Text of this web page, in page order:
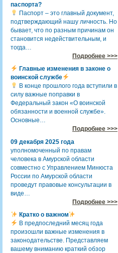
паспорта?
Паспорт – это главный документ,
подтверждающий нашу личность. Но
бывает, что по разным причинам он
становится недействительным, и
тогда…
Подробнее >>>
Главные изменения в законе о
воинской службе
В конце прошлого года вступили в
силу важные поправки в
Федеральный закон «О воинской
обязанности и военной службе».
Основные…
Подробнее >>>
09 декабря 2025 года
уполномоченный по правам
человека в Амурской области
совместно с Управлением Минюста
России по Амурской области
проведут правовые консультации в
виде…
Подробнее >>>
Кратко о важном
В предпоследний месяц года
произошли важные изменения в
законодательстве. Представляем
вашему вниманию краткий обзор